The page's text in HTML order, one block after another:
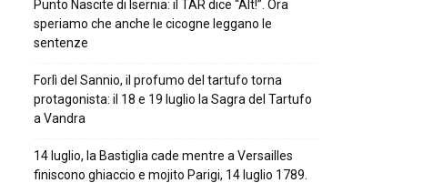
Punto Nascite di Isernia: il TAR dice “Alt!”. Ora
speriamo che anche le cicogne leggano le
sentenze
Forlì del Sannio, il profumo del tartufo torna
protagonista: il 18 e 19 luglio la Sagra del Tartufo
a Vandra
14 luglio, la Bastiglia cade mentre a Versailles
finiscono ghiaccio e mojito Parigi, 14 luglio 1789.